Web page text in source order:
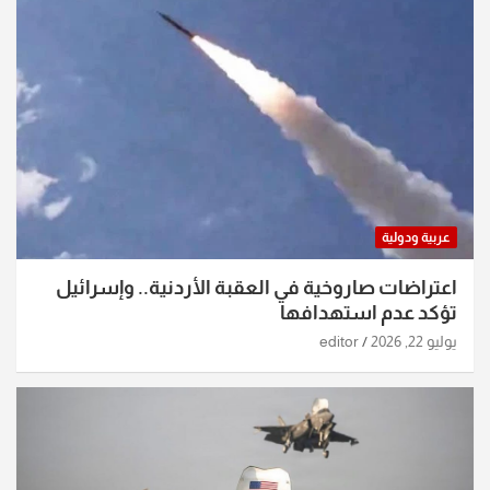
عربية ودولية
اعتراضات صاروخية في العقبة الأردنية.. وإسرائيل
تؤكد عدم استهدافها
يوليو 22, 2026 editor